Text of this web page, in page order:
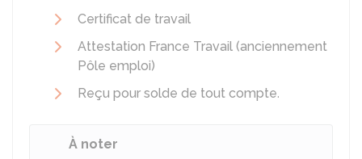
Certificat de travail
Attestation France Travail (anciennement
Pôle emploi)
Reçu pour solde de tout compte.
À noter